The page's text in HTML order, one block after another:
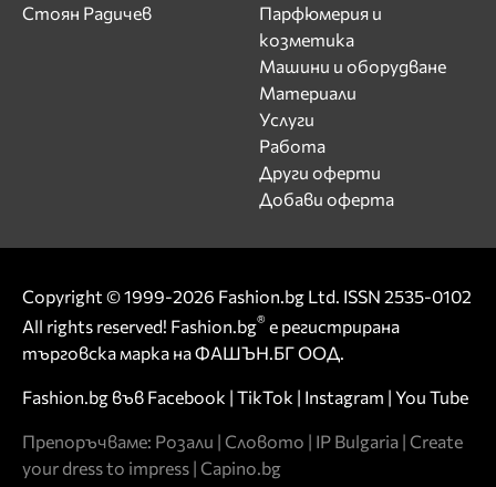
Стоян Радичев
Парфюмерия и
козметика
Машини и оборудване
Материали
Услуги
Работа
Други оферти
Добави оферта
Copyright © 1999-2026 Fashion.bg Ltd. ISSN 2535-0102
All rights reserved! Fashion.bg® е регистрирана
търговска марка на ФАШЪН.БГ ООД.
Fashion.bg във Facebook | TikTok | Instagram | You Tube
Препоръчваме: Розали | Словото | IP Bulgaria | Create
your dress to impress | Capino.bg